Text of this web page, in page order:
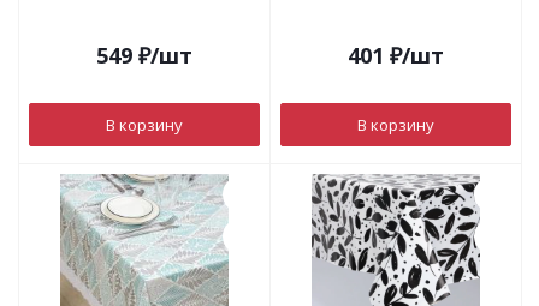
549 ₽/шт
В корзину
401 ₽/шт
В корзину